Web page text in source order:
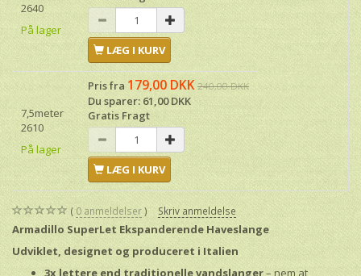
2640
På lager
LÆG I KURV
7,5meter
2610
På lager
Pris fra 179,00 DKK240,00 DKK
Du sparer: 61,00 DKK
Gratis Fragt
LÆG I KURV
0 anmeldelser Skriv anmeldelse
Armadillo SuperLet Ekspanderende Haveslange
Udviklet, designet og produceret i Italien
3x lettere end traditionelle vandslanger– nem at